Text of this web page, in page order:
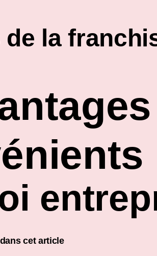
cet article